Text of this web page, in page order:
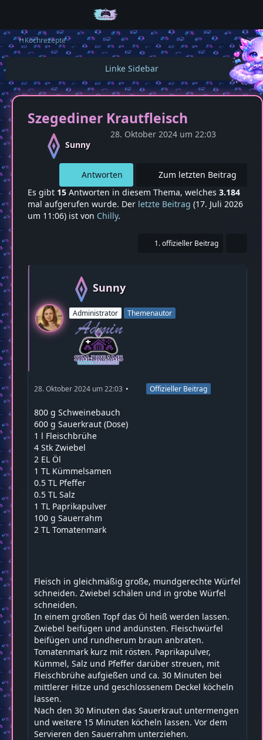
🍴Kochrezepte
Szegediner Krautfleisch
Sunny
28. Oktober 2024 um 22:03
Antworten
Zum letzten Beitrag
Es gibt 15 Antworten in diesem Thema, welches 3.184
mal aufgerufen wurde. Der letzte Beitrag (17. Juli 2026
um 11:06) ist von Chilly.
1. offizieller Beitrag
Sunny
Administrator Themenautor
28. Oktober 2024 um 22:03 Offizieller Beitrag
800 g Schweinebauch
600 g Sauerkraut (Dose)
1 l Fleischbrühe
4 Stk Zwiebel
2 EL Öl
1 TL Kümmelsamen
0.5 TL Pfeffer
0.5 TL Salz
1 TL Paprikapulver
100 g Sauerrahm
2 TL Tomatenmark
Fleisch in gleichmäßig große, mundgerechte Würfel
schneiden. Zwiebel schälen und in grobe Würfel
schneiden.
In einem großen Topf das Öl heiß werden lassen.
Zwiebel beifügen und andünsten. Fleischwürfel
beifügen und rundherum braun anbraten.
Tomatenmark kurz mit rösten. Paprikapulver,
Kümmel, Salz und Pfeffer darüber streuen, mit
Fleischbrühe aufgießen und ca. 30 Minuten bei
mittlerer Hitze und geschlossenem Deckel köcheln
lassen.
Nach den 30 Minuten das Sauerkraut untermengen
und weitere 15 Minuten köcheln lassen. Vor dem
Servieren den Sauerrahm unterziehen.